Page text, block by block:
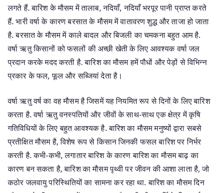
लगते हैं. बारिश के मौसम में तालाब, नदियाँ, नदियाँ भरपूर पानी प्राप्त करते
हैं. भारी वर्षा के कारण बरसात के मौसम में वातावरण शुद्ध और ताजा हो जाता
है. बरसात के मौसम में काले बादल और बिजली का चमकना बहुत आम है.
वर्षा ऋतु किसानों को फसलों की अच्छी खेती के लिए आवश्यक वर्षा जल
प्रदान करके मदद करती है. बारिश का मौसम हमें पौधों और पेड़ों से विभिन्न
प्रकार के फल, फूल और सब्जियां देता है।
वर्षा ऋतु वर्ष का वह मौसम है जिसमें यह नियमित रूप से दिनों के लिए बारिश
करता है. वर्षा ऋतु वनस्पतियों और जीवों के साथ-साथ एक क्षेत्र में कृषि
गतिविधियों के लिए बहुत आवश्यक है. बारिश का मौसम मनुष्यों द्वारा सबसे
प्रतीक्षित मौसम है, विशेष रूप से किसान जिनकी फसल बारिश पर निर्भर
करती है. कभी-कभी, लगातार बारिश के कारण बारिश का मौसम बाढ़ का
कारण बन सकता है, बारिश का मौसम पृथ्वी पर जीवन की आशा लाता है, जो
कठोर जलवायु परिस्थितियों का सामना कर रहा था. बारिश का मौसम दिन